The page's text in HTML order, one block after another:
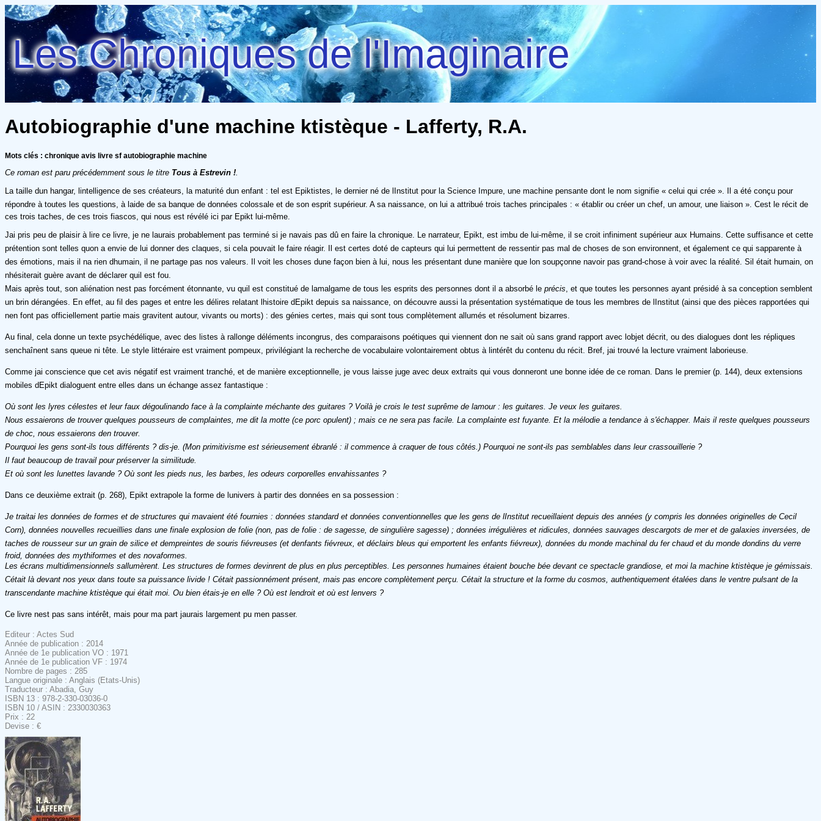
Les Chroniques de l'Imaginaire
Autobiographie d'une machine ktistèque - Lafferty, R.A.
Mots clés : chronique avis livre sf autobiographie machine
Ce roman est paru précédemment sous le titre Tous à Estrevin !
La taille dun hangar, lintelligence de ses créateurs, la maturité dun enfant : tel est Epiktistes, le dernier né de lInstitut pour la Science Impure, une machine pensante dont le nom signifie « celui qui crée ». Il a été conçu pour
répondre à toutes les questions, à laide de sa banque de données colossale et de son esprit supérieur. A sa naissance, on lui a attribué trois taches principales : « établir ou créer un chef, un amour, une liaison ». Cest le récit de
ces trois taches, de ces trois fiascos, qui nous est révélé ici par Epikt lui-même.
Jai pris peu de plaisir à lire ce livre, je ne laurais probablement pas terminé si je navais pas dû en faire la chronique. Le narrateur, Epikt, est imbu de lui-même, il se croit infiniment supérieur aux Humains. Cette suffisance et cette
prétention sont telles quon a envie de lui donner des claques, si cela pouvait le faire réagir. Il est certes doté de capteurs qui lui permettent de ressentir pas mal de choses de son environnent, et également ce qui sapparente à
des émotions, mais il na rien dhumain, il ne partage pas nos valeurs. Il voit les choses dune façon bien à lui, nous les présentant dune manière que lon soupçonne navoir pas grand-chose à voir avec la réalité. Sil était humain, on
nhésiterait guère avant de déclarer quil est fou.
Mais après tout, son aliénation nest pas forcément étonnante, vu quil est constitué de lamalgame de tous les esprits des personnes dont il a absorbé le précis , et que toutes les personnes ayant présidé à sa conception semblent
un brin dérangées. En effet, au fil des pages et entre les délires relatant lhistoire dEpikt depuis sa naissance, on découvre aussi la présentation systématique de tous les membres de lInstitut (ainsi que des pièces rapportées qui
nen font pas officiellement partie mais gravitent autour, vivants ou morts) : des génies certes, mais qui sont tous complètement allumés et résolument bizarres.
Au final, cela donne un texte psychédélique, avec des listes à rallonge déléments incongrus, des comparaisons poétiques qui viennent don ne sait où sans grand rapport avec lobjet décrit, ou des dialogues dont les répliques
senchaînent sans queue ni tête. Le style littéraire est vraiment pompeux, privilégiant la recherche de vocabulaire volontairement obtus à lintérêt du contenu du récit. Bref, jai trouvé la lecture vraiment laborieuse.
Comme jai conscience que cet avis négatif est vraiment tranché, et de manière exceptionnelle, je vous laisse juge avec deux extraits qui vous donneront une bonne idée de ce roman. Dans le premier (p. 144), deux extensions
mobiles dEpikt dialoguent entre elles dans un échange assez fantastique :
Où sont les lyres célestes et leur faux dégoulinando face à la complainte méchante des guitares ? Voilà je crois le test suprême de lamour : les guitares. Je veux les guitares.
Nous essaierons de trouver quelques pousseurs de complaintes, me dit la motte (ce porc opulent) ; mais ce ne sera pas facile. La complainte est fuyante. Et la mélodie a tendance à s'échapper. Mais il reste quelques pousseurs
de choc, nous essaierons den trouver.
Pourquoi les gens sont-ils tous différents ? dis-je. (Mon primitivisme est sérieusement ébranlé : il commence à craquer de tous côtés.) Pourquoi ne sont-ils pas semblables dans leur crassouillerie ?
Il faut beaucoup de travail pour préserver la similitude.
Et où sont les lunettes lavande ? Où sont les pieds nus, les barbes, les odeurs corporelles envahissantes ?
Dans ce deuxième extrait (p. 268), Epikt extrapole la forme de lunivers à partir des données en sa possession :
Je traitai les données de formes et de structures qui mavaient été fournies : données standard et données conventionnelles que les gens de lInstitut recueillaient depuis des années (y compris les données originelles de Cecil
Corn), données nouvelles recueillies dans une finale explosion de folie (non, pas de folie : de sagesse, de singulière sagesse) ; données irrégulières et ridicules, données sauvages descargots de mer et de galaxies inversées, de
taches de rousseur sur un grain de silice et dempreintes de souris fiévreuses (et denfants fiévreux, et déclairs bleus qui emportent les enfants fiévreux), données du monde machinal du fer chaud et du monde dondins du verre
froid, données des mythiformes et des novaformes.
Les écrans multidimensionnels sallumèrent. Les structures de formes devinrent de plus en plus perceptibles. Les personnes humaines étaient bouche bée devant ce spectacle grandiose, et moi la machine ktistèque je gémissais.
Cétait là devant nos yeux dans toute sa puissance livide ! Cétait passionnément présent, mais pas encore complètement perçu. Cétait la structure et la forme du cosmos, authentiquement étalées dans le ventre pulsant de la
transcendante machine ktistèque qui était moi. Ou bien étais-je en elle ? Où est lendroit et où est lenvers ?
Ce livre nest pas sans intérêt, mais pour ma part jaurais largement pu men passer.
Editeur : Actes Sud
Année de publication : 2014
Année de 1e publication VO : 1971
Année de 1e publication VF : 1974
Nombre de pages : 285
Langue originale : Anglais (Etats-Unis)
Traducteur : Abadia, Guy
ISBN 13 : 978-2-330-03036-0
ISBN 10 / ASIN : 2330030363
Prix : 22
Devise : €